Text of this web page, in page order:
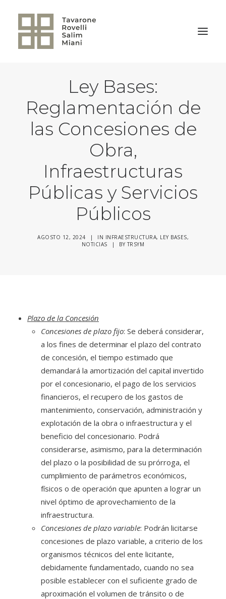
VOLVER A LA HOMELey Bases:
Reglamentación de
las Concesiones de
Obra,
Infraestructuras
Públicas y Servicios
Públicos
AGOSTO 12, 2024 | IN INFRAESTRUCTURA, LEY BASES,
NOTICIAS
| BYTRSYM
Plazo de la Concesión
Concesiones de plazo fijo: Se deberá considerar,
a los fines de determinar el plazo del contrato
de concesión, el tiempo estimado que
demandará la amortización del capital invertido
por el concesionario, el pago de los servicios
financieros, el recupero de los gastos de
mantenimiento, conservación, administración y
explotación de la obra o infraestructura y el
beneficio del concesionario. Podrá
considerarse, asimismo, para la determinación
del plazo o la posibilidad de su prórroga, el
cumplimiento de parámetros económicos,
físicos o de operación que apunten a lograr un
nivel óptimo de aprovechamiento de la
infraestructura.
Concesiones de plazo variable: Podrán licitarse
concesiones de plazo variable, a criterio de los
organismos técnicos del ente licitante,
debidamente fundamentado, cuando no sea
posible establecer con el suficiente grado de
aproximación el volumen de tránsito o de